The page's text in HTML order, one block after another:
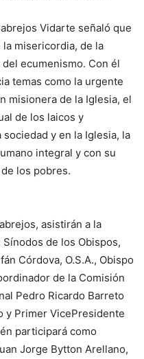
Vidarte señaló que
la misericordia, de la
ecumenismo. Con él
temas como la urgente
misionera de la Iglesia, el
de los laicos y
y en la Iglesia, la
integral y con su
los pobres.
asistirán a la
de los Obispos,
Córdova, O.S.A., Obispo
de la Comisión
Pedro Ricardo Barreto
y Primer VicePresidente
participará como
Jorge Bytton Arellano,